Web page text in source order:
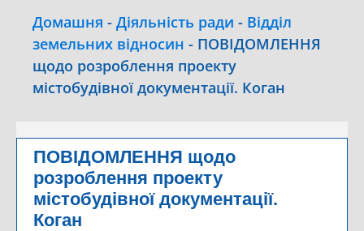
Домашня - Діяльність ради - Відділ
земельних відносин - ПОВІДОМЛЕННЯ
щодо розроблення проекту
містобудівної документації. Коган
ПОВІДОМЛЕННЯ щодо
розроблення проекту
містобудівної документації.
Коган